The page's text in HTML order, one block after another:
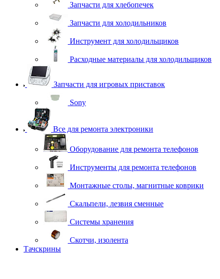
Запчасти для хлебопечек
Запчасти для холодильников
Инструмент для холодильщиков
Расходные материалы для холодильщиков
Запчасти для игровых приставок
Sony
Все для ремонта электроники
Оборудование для ремонта телефонов
Инструменты для ремонта телефонов
Монтажные столы, магнитные коврики
Скальпели, лезвия сменные
Системы хранения
Скотчи, изолента
Тачскрины